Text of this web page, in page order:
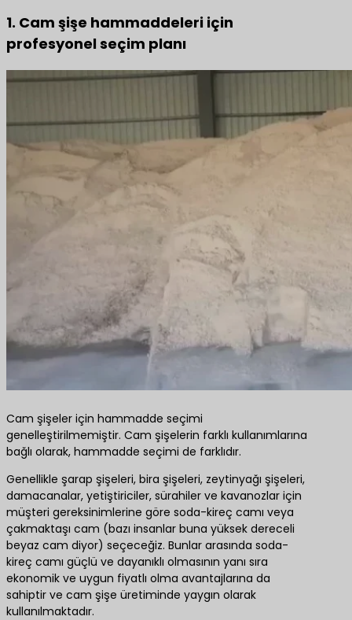
1. Cam şişe hammaddeleri için
profesyonel seçim planı
Cam şişeler için hammadde seçimi
genelleştirilmemiştir. Cam şişelerin farklı kullanımlarına
bağlı olarak, hammadde seçimi de farklıdır.
Genellikle şarap şişeleri, bira şişeleri, zeytinyağı şişeleri,
damacanalar, yetiştiriciler, sürahiler ve kavanozlar için
müşteri gereksinimlerine göre soda-kireç camı veya
çakmaktaşı cam (bazı insanlar buna yüksek dereceli
beyaz cam diyor) seçeceğiz. Bunlar arasında soda-
kireç camı güçlü ve dayanıklı olmasının yanı sıra
ekonomik ve uygun fiyatlı olma avantajlarına da
sahiptir ve cam şişe üretiminde yaygın olarak
kullanılmaktadır.